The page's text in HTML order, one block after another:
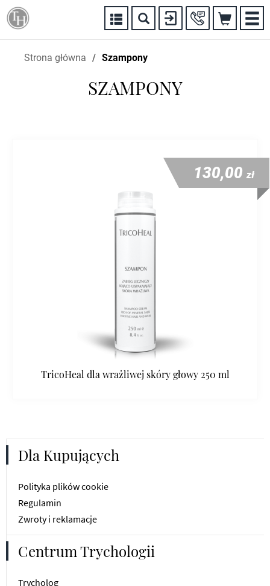
 
Strona główna Szampony
SZAMPONY
130,00 zł
TricoHeal dla wrażliwej skóry głowy 250 ml
Dla Kupujących
Polityka plików cookie
Regulamin
Zwroty i reklamacje
Centrum Trychologii
Trycholog